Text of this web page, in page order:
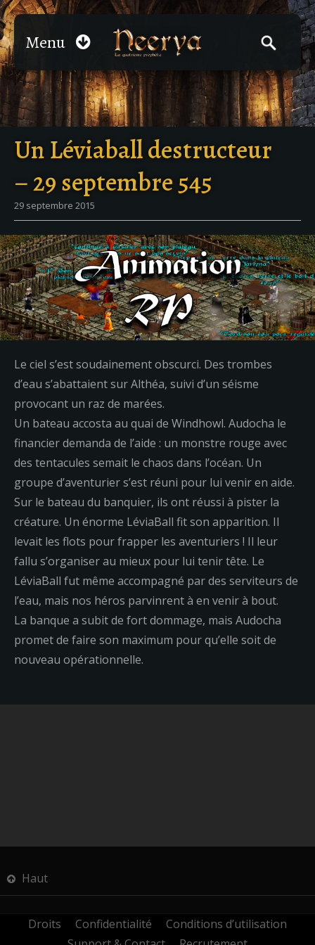
Menu
Un Léviaball destructeur
– 29 septembre 545
29 septembre 2015
Le ciel s’est soudainement obscurci. Des trombes
d’eau s’abattaient sur Althéa, suivi d’un séisme
provocant un raz de marées.
Un bateau accosta au quai de Windhowl. Audocha le
financier demanda de l’aide : un monstre rouge avec
des tentacules semait le chaos dans l’océan. Un
groupe d’aventurier s’est réuni pour lui venir en aide.
Sur le bateau du banquier, ils ont réussi à pister la
créature. Un énorme LéviaBall fit son apparition. Il
levait les flots pour frapper les aventuriers ! Il leur
fallu s’organiser au mieux pour lui tenir tête. Le
LéviaBall fut même accompagné par des serviteurs de
l’eau, mais nos héros parvinrent à en venir à bout.
La banque a subit de fort dommage, mais Audocha
promet de faire son maximum pour qu’elle soit de
nouveau opérationnelle.
Haut
Droits Confidentialité
Conditions d’utilisation